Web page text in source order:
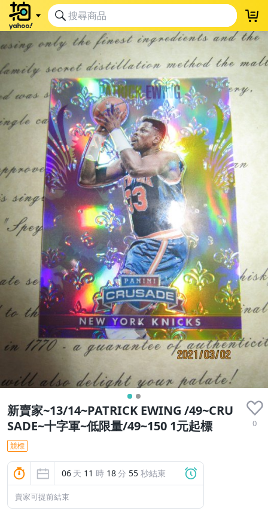
新賣家~13/14~PATRICK EWING /49~CRU
SADE~十字軍~低限量/49~150 1元起標
0
競標
06 天 11 時 18分 54 秒結束
賣家可提前結束